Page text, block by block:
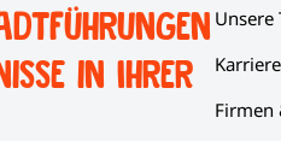
in Ihrer
Unsere
Firmen